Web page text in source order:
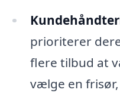
prioriterer
flere tilbud at
vælge en